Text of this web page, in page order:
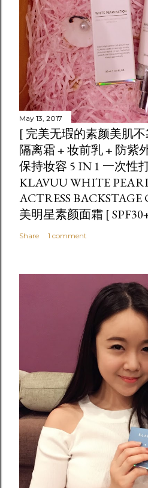
May 13, 2017
[ 完美无瑕的素颜美肌
隔离霜 + 妆前乳 + 防紫
保持妆容 5 IN 1 一次
KLAVUU WHITE
ACTRESS
美明星素颜面霜 [
Share 1 comment